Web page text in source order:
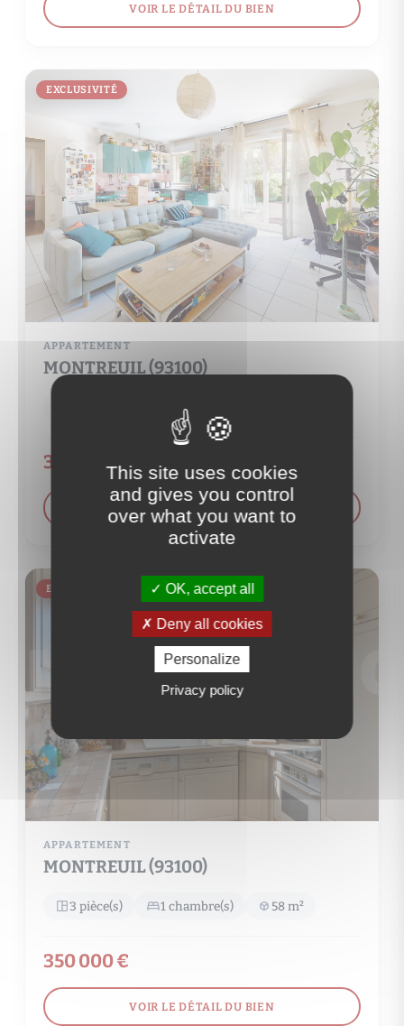
VOIR LE DÉTAIL DU BIEN
EXCLUSIVITÉ
APPARTEMENT
MONTREUIL (93100)
1 chambre(s)
345 000 €
VOIR LE DÉTAIL DU BIEN
EXCLUSIVITÉ
APPARTEMENT
MONTREUIL (93100)
3 pièce(s) 1 chambre(s) 58 m²
350 000 €
VOIR LE DÉTAIL DU BIEN
This site uses cookies
and gives you control
over what you want to
activate
OK, accept all
Deny all cookies
Personalize
Privacy policy